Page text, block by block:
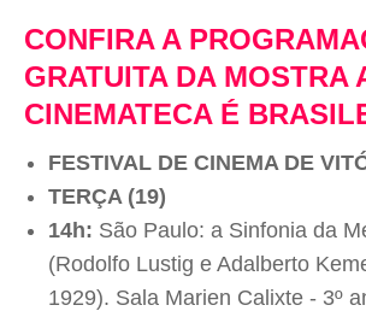
CONFIRA A
GRATUITA DA MOSTRA
CINEMATECA É
FESTIVAL DE CINEMA DE
TERÇA (19)
14h: São Paulo: a Sinfonia da
(Rodolfo Lustig e Adalberto
1929). Sala Marien Calixte - 3º